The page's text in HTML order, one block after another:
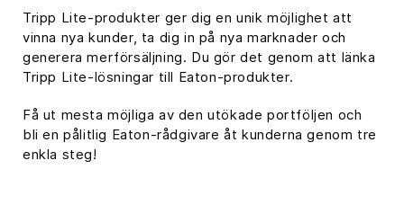
Tripp Lite-produkter ger dig en unik möjlighet att
vinna nya kunder, ta dig in på nya marknader och
generera merförsäljning. Du gör det genom att länka
Tripp Lite-lösningar till Eaton-produkter.
Få ut mesta möjliga av den utökade portföljen och
bli en pålitlig Eaton-rådgivare åt kunderna genom tre
enkla steg!